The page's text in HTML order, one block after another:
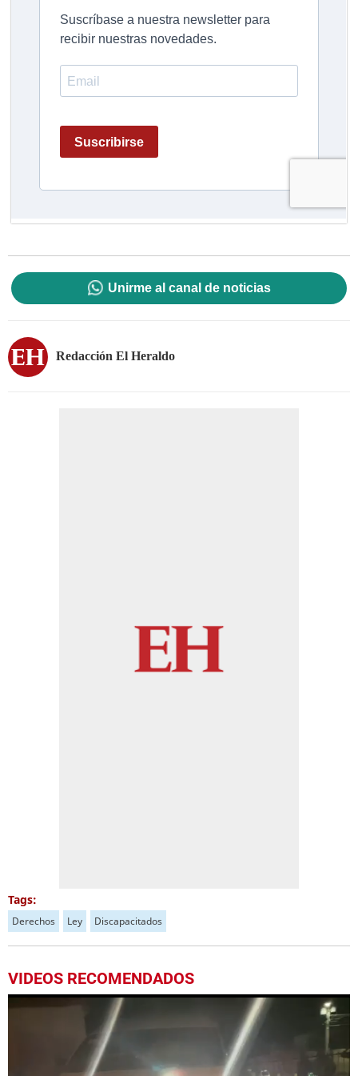
Unirme al canal de noticias
Redacción El Heraldo
Tags:
Derechos Ley Discapacitados
VIDEOS RECOMENDADOS